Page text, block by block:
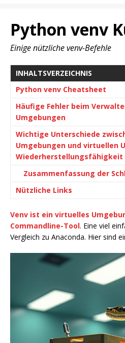
Python venv
Einige nützliche venv-Befehle
INHALTSVERZEICHNIS
Python venv Cheatsheet
Häufige Fehler beim
Umgebungen
Wichtige Unterschiede
Umgebungen und virtuellen
Wiederherstellungsfähigkeit
Zusammenfassung der
Nützliche Links
Venv ist ein virtuelles
Commandline-Tool. Eine viel
Vergleich zu Anaconda. Hier sind